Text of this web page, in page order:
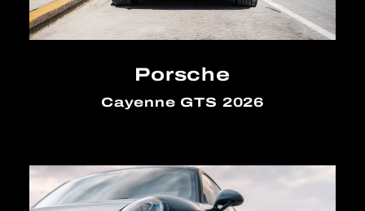
Porsche
Cayenne GTS 2026